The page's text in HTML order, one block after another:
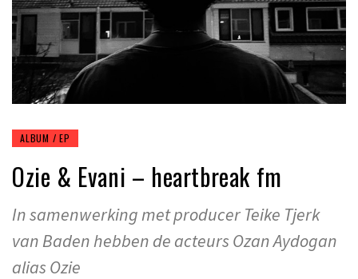
ALBUM / EP
Ozie & Evani – heartbreak fm
In samenwerking met producer Teike Tjerk
van Baden hebben de acteurs Ozan Aydogan
alias Ozie